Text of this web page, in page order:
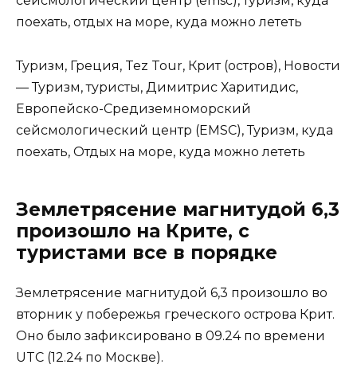
поехать, отдых на море, куда можно лететь
Туризм, Греция, Tez Tour, Крит (остров), Новости
— Туризм, туристы, Димитрис Харитидис,
Европейско-Средиземноморский
сейсмологический центр (EMSC), Туризм, куда
поехать, Отдых на море, куда можно лететь
Землетрясение магнитудой 6,3
произошло на Крите, с
туристами все в порядке
Землетрясение магнитудой 6,3 произошло во
вторник у побережья греческого острова Крит.
Оно было зафиксировано в 09.24 по времени
UTC (12.24 по Москве).